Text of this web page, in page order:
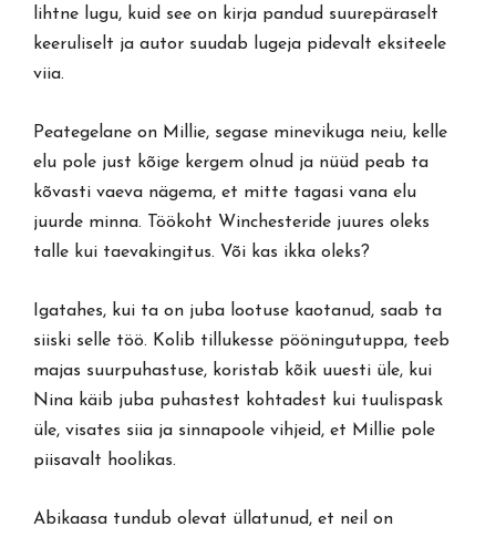
lihtne lugu, kuid see on kirja pandud suurepäraselt
keeruliselt ja autor suudab lugeja pidevalt eksiteele
viia.
Peategelane on Millie, segase minevikuga neiu, kelle
elu pole just kõige kergem olnud ja nüüd peab ta
kõvasti vaeva nägema, et mitte tagasi vana elu
juurde minna. Töökoht Winchesteride juures oleks
talle kui taevakingitus. Või kas ikka oleks?
Igatahes, kui ta on juba lootuse kaotanud, saab ta
siiski selle töö. Kolib tillukesse pööningutuppa, teeb
majas suurpuhastuse, koristab kõik uuesti üle, kui
Nina käib juba puhastest kohtadest kui tuulispask
üle, visates siia ja sinnapoole vihjeid, et Millie pole
piisavalt hoolikas.
Abikaasa tundub olevat üllatunud, et neil on